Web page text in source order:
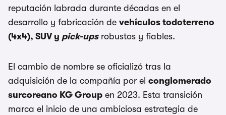
reputación labrada durante décadas en el
desarrollo y fabricación de vehículos todoterreno
(4x4), SUV y pick-upsrobustos y fiables.
El cambio de nombre se oficializó tras la
adquisición de la compañía por el conglomerado
surcoreano KG Group en 2023. Esta transición
marca el inicio de una ambiciosa estrategia de